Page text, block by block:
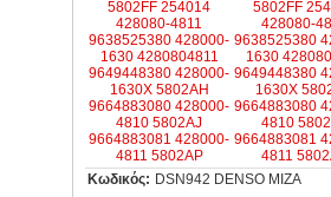
Κωδικός: DSN942 DENSO ΜΙΖΑ